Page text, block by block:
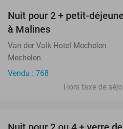
Nuit pour 2 + petit-
à Malines
Van der Valk Hotel Mechelen
Mechelen
Vendu : 768
Hors taxe de